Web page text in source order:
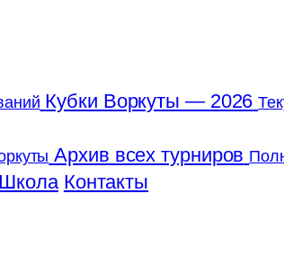
Кубки Воркуты — 2026
Архив всех турниров
Школа Контакты